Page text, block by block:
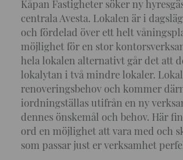
Kåpan Fastigheter söker ny
centrala Avesta. Lokalen är i
och fördelad över ett helt
möjlighet för en stor
hela lokalen alternativt går det att
lokalytan i två mindre lokaler.
renoveringsbehov och kommer
iordningställas utifrån en ny
dennes önskemål och behov. Här
ord en möjlighet att vara med och
som passar just er verksamhet